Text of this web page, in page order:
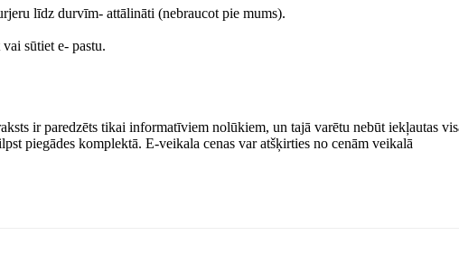
līdz durvīm- attālināti (nebraucot pie mums).
sūtiet e- pastu.
ir paredzēts tikai informatīviem nolūkiem, un tajā varētu nebūt iekļautas
piegādes komplektā. E-veikala cenas var atšķirties no cenām veikalā